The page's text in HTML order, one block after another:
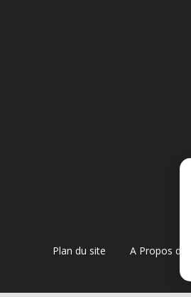
Plan du site A Propos de